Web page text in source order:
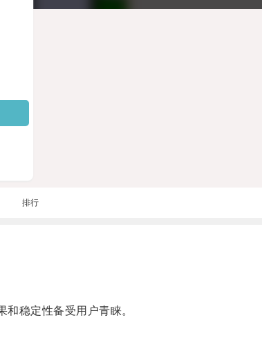
排行
稳定性备受用户青睐。